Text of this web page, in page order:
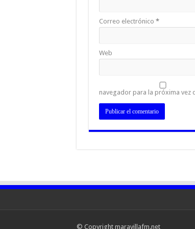
Correo electrónico *
Web
navegador para la próxima vez
© Copyright maravillafm.net